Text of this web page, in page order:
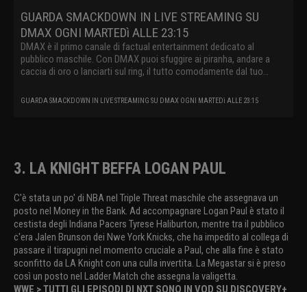
GUARDA SMACKDOWN IN LIVE STREAMING SU
DMAX OGNI MARTEDì ALLE 23:15
DMAX è il primo canale di factual entertainment dedicato al
pubblico maschile. Con DMAX puoi sfuggire ai piranha, andare a
caccia di oro o lanciarti sul ring, il tutto comodamente dal tuo
GUARDA SMACKDOWN IN LIVE STREAMING SU DMAX OGNI MARTEDì ALLE 23:15
3. LA KNIGHT BEFFA LOGAN PAUL
C'è stata un po' di NBA nel Triple Threat maschile che assegnava un
posto nel Money in the Bank. Ad accompagnare Logan Paul è stato il
cestista degli Indiana Pacers Tyrese Haliburton, mentre tra il pubblico
c'era Jalen Brunson dei Nwe York Knicks, che ha impedito al collega di
passare il tirapugni nel momento cruciale a Paul, che alla fine è stato
sconfitto da LA Knight con una culla invertita. La Megastar si è preso
così un posto nel Ladder Match che assegna la valigetta.
WWE > TUTTI GLI EPISODI DI NXT SONO IN VOD SU DISCOVERY+